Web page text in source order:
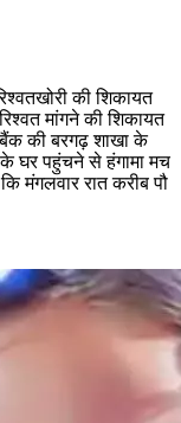
की शिकायत
मांगने की शिकायत
की बरगढ़ शाखा के
घर पहुंचने से हंगामा मच
मंगलवार रात करीब पौ